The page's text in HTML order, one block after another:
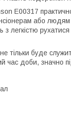
E00317
або
з легкістю
тільки буде
час доби, значно